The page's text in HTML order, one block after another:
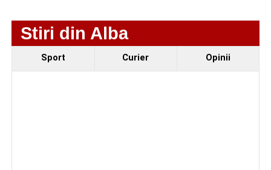
Stiri din Alba
Sport Curier Opinii